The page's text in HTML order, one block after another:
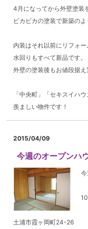
4月になってから外壁塗装
ピカピカの塗装で新築のよ
内装はそれ以前にリフォー
水回りもすべて新品です。
外壁の塗装後もお値段据え
「中央町」「セキスイハ
羨ましい物件です！
2015/04/09
今週のオープンハ
今
土浦市霞ヶ岡町24-26